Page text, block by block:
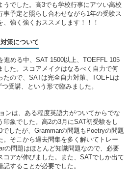
うでした。高3でも学校行事にアツい高校
事予定と照らし合わせながら1年の受験ス
強く強くおススメします！！！
策について
進める中、SAT 1500以上、TOEFFL 105
した。スコアメイクはなるべく自力で何
たので、SATは完全自力対策、TOEFLは
受講、という形で臨みました。
ンは、ある程度英語力がついてからでな
象でした。高2の3月にSAT初受験をし
したが、Grammarの問題もPoetryの問題
。そこから過去問集を多く解いてトレー
の問題はほとんど知識問題なので、必要
コアが伸びました。また、SATでしか出て
することが必要でした。